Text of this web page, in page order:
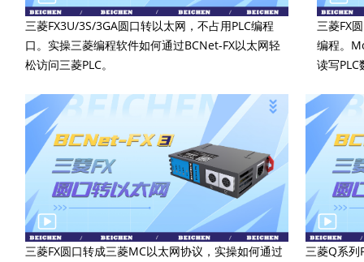
三菱FX3U/3S/3GA圆口转以太网，不占用PLC编程
口。实操三菱编程软件如何通过BCNet-FX以太网轻
松访问三菱PLC。
三菱FX
编程。
读写PLC
三菱FX圆口转成三菱MC以太网协议，实操如何通过
三菱Q系列